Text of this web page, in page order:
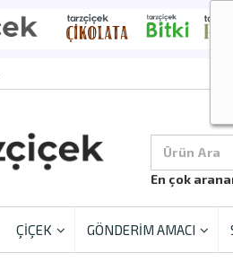
Ürün Ara
En çok
ÇİÇEK GÖNDERİM AMACI